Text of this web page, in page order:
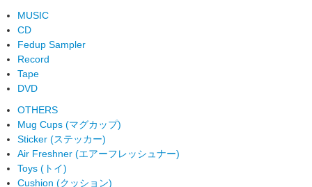
MUSIC
CD
Fedup Sampler
Record
Tape
DVD
OTHERS
Mug Cups (マグカップ)
Sticker (ステッカー)
Air Freshner (エアーフレッシュナー)
Toys (トイ)
Cushion (クッション)